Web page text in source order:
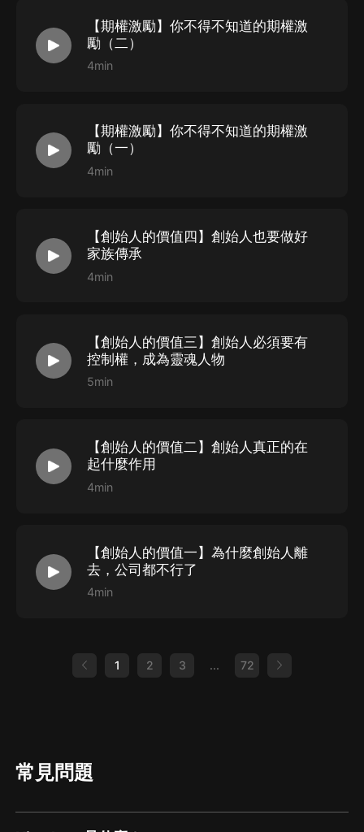
【期權激勵】你不得不知道的期權激
勵（二）
4min
【期權激勵】你不得不知道的期權激
勵（一）
4min
【創始人的價值四】創始人也要做好
家族傳承
4min
【創始人的價值三】創始人必須要有
控制權，成為靈魂人物
5min
【創始人的價值二】創始人真正的在
起什麼作用
4min
【創始人的價值一】為什麼創始人離
去，公司都不行了
4min
1 2 3 ... 72
常見問題